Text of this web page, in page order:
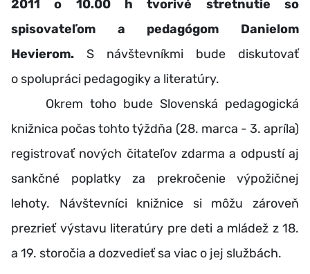
2011 o 10.00 h tvorivé stretnutie so
spisovateľom a pedagógom Danielom
Hevierom. S návštevníkmi bude diskutovať
o spolupráci pedagogiky a literatúry.
Okrem toho bude Slovenská pedagogická
knižnica počas tohto týždňa (28. marca - 3. apríla)
registrovať nových čitateľov zdarma a odpustí aj
sankčné poplatky za prekročenie výpožičnej
lehoty. Návštevníci knižnice si môžu zároveň
prezrieť výstavu literatúry pre deti a mládež z 18.
a 19. storočia a dozvedieť sa viac o jej službách.